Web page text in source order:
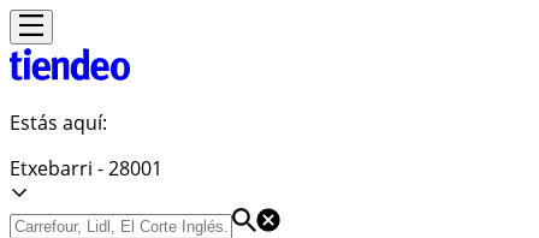
Estás aquí:
Etxebarri - 28001